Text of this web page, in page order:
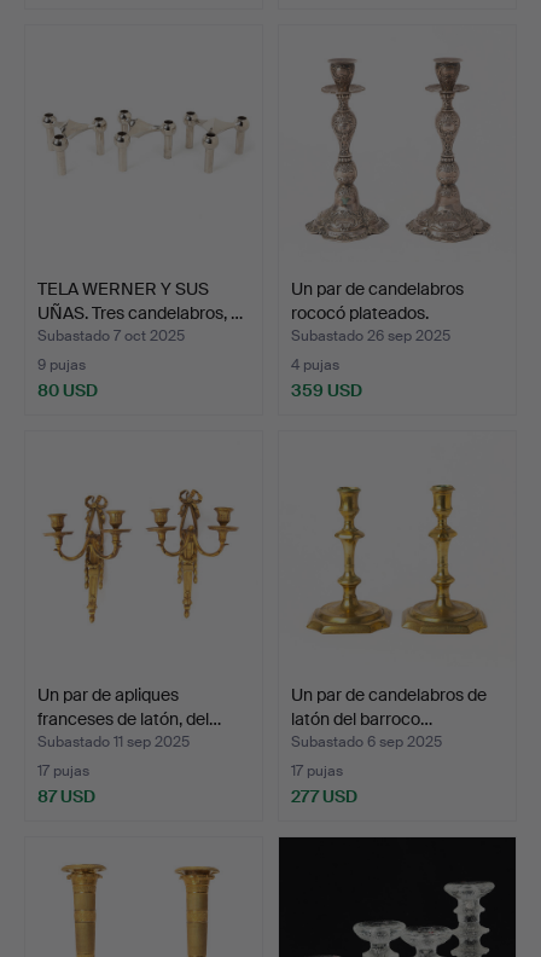
TELA WERNER Y SUS
UÑAS. Tres candelabros, …
Subastado 7 oct 2025
9 pujas
80 USD
Un par de candelabros
rococó plateados.
Subastado 26 sep 2025
4 pujas
359 USD
Un par de apliques
franceses de latón, del…
Subastado 11 sep 2025
17 pujas
87 USD
Un par de candelabros de
latón del barroco…
Subastado 6 sep 2025
17 pujas
277 USD